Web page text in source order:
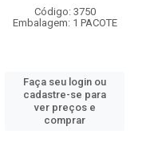
Código: 3750
Embalagem: 1 PACOTE
Faça seu login ou
cadastre-se para
ver preços e
comprar